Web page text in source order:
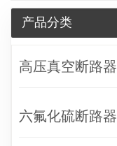
产品分类
高压真空断路器
六氟化硫断路器